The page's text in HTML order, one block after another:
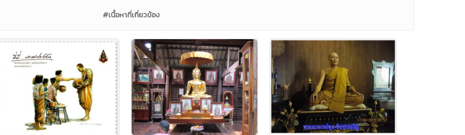
#เนื้อหาที่เกี่ยวข้อง